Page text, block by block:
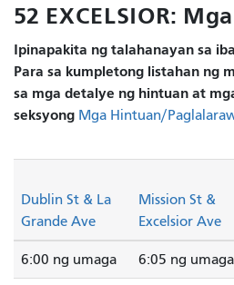
52 EXCELSIOR:
Ipinapakita ng talahanayan sa
Para sa kumpletong listahan ng
sa mga detalye ng hintuan at
seksyong Mga Hintuan/
Dublin St & La
Grande Ave
Mission St &
Excelsior Ave
6:00 ng umaga 6:05 ng umaga